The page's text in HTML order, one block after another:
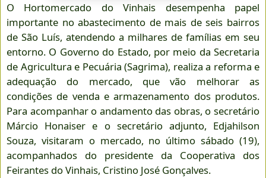
O Hortomercado do Vinhais desempenha papel
importante no abastecimento de mais de seis bairros
de São Luís, atendendo a milhares de famílias em seu
entorno. O Governo do Estado, por meio da Secretaria
de Agricultura e Pecuária (Sagrima), realiza a reforma e
adequação do mercado, que vão melhorar as
condições de venda e armazenamento dos produtos.
Para acompanhar o andamento das obras, o secretário
Márcio Honaiser e o secretário adjunto, Edjahilson
Souza, visitaram o mercado, no último sábado (19),
acompanhados do presidente da Cooperativa dos
Feirantes do Vinhais, Cristino José Gonçalves.